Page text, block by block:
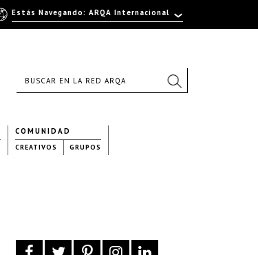
COMUNIDAD
CREATIVOS GRUPOS
Estás Navegando: ARQA Internacional